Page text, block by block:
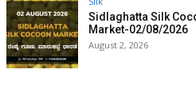
Sidlaghatta Silk
Market-02/08/2026
August 2, 2026